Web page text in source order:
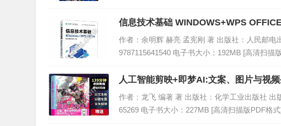
信息技术基础 WINDOWS+WPS
作者：余明辉 赫亮 孟宪刚 著 出版社：人民邮电
9787115641540 电子书大小：192MB [高清扫描
人工智能剪映+即梦AI:文案、图片与视
作者：龙飞 编著 著 出版社：化学工业出版社 出
65269 电子书大小：227MB [高清扫描版PDF格